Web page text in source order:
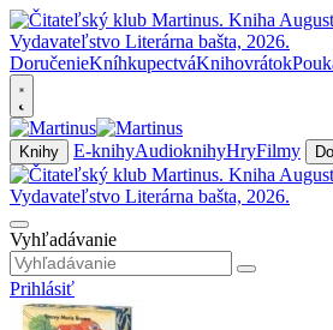
DoručenieKníhkupectváKnihovrátok
Knihy E-knihyAudioknihyHryFilmy
Vyhľadávanie
Prihlásiť